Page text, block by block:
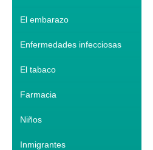
El embarazo
Enfermedades infecciosas
El tabaco
Farmacia
Niños
Inmigrantes